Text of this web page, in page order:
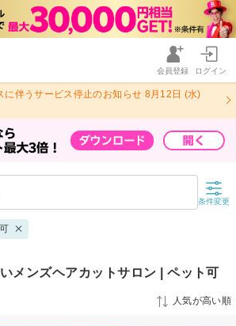
会員登録 ログイン
に伴うサービス停止のお知らせ 8月12日 (水)
条件変更
メンズヘアカットサロン | ペット可
人気が高い順